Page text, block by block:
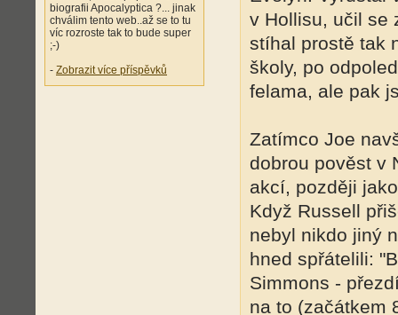
biografii Apocalyptica ?... jinak
chválim tento web..až se to tu
víc rozroste tak to bude super
;-)
- Zobrazit více příspěvků
v Hollisu, učil se
stíhal prostě tak
školy, po
felama, ale pak
Zatímco Joe
dobrou pověst v
akcí, později
Když Russell
nebyl nikdo jiný
hned spřátelili:
Simmons -
na to (začátkem